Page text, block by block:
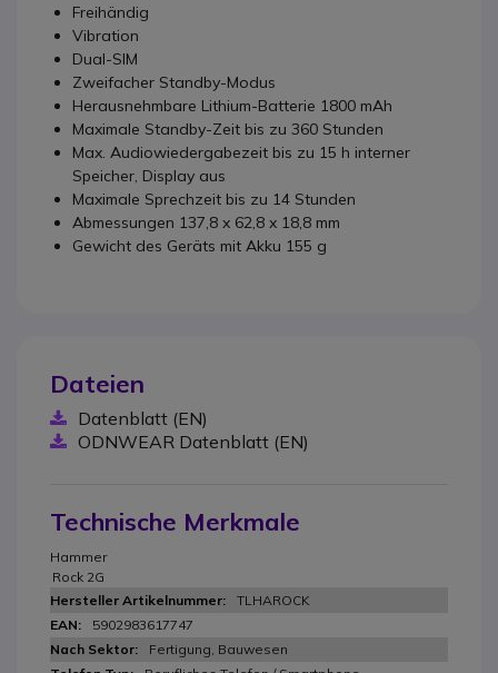
Freihändig
Vibration
Dual-SIM
Zweifacher Standby-Modus
Herausnehmbare Lithium-Batterie 1800 mAh
Maximale Standby-Zeit bis zu 360 Stunden
Max. Audiowiedergabezeit bis zu 15 h interner
Speicher, Display aus
Maximale Sprechzeit bis zu 14 Stunden
Abmessungen 137,8 x 62,8 x 18,8 mm
Gewicht des Geräts mit Akku 155 g
Dateien
Datenblatt (EN)
ODNWEAR Datenblatt (EN)
Technische Merkmale
Hammer
Rock 2G
TLHAROCK
5902983617747
Fertigung, Bauwesen